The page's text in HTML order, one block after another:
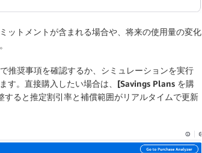
ットメントが含まれる場合や、将来の使用量の変化
推奨事項を確認するか、シミュレーションを実行
す。直接購入したい場合は、 [Savings Plans を購
ると推定割引率と補償範囲がリアルタイムで更新